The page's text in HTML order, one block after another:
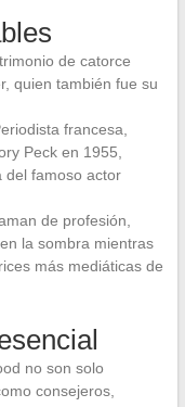
de catorce
quien también fue su
francesa,
Peck en 1955,
del famoso actor
de profesión,
la sombra mientras
más mediáticas de
no son solo
consejeros,